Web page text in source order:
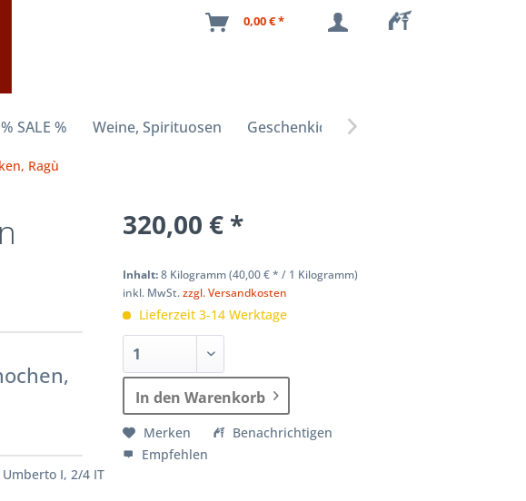
0,00 € *
% SALE % Weine, Spirituosen Geschenkideen
Ragù
I, 2/4 IT
320,00 € *
Inhalt:8 Kilogramm (40,00 €* / 1 Kilogramm)
inkl. MwSt.zzgl. Versandkosten
Lieferzeit 3-14 Werktage
In den Warenkorb
Merken
Benachrichtigen
Empfehlen